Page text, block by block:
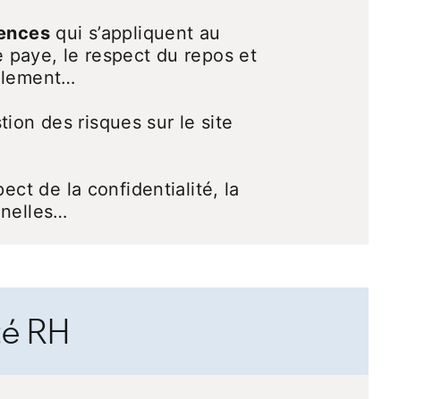
qui s’appliquent au
paye, le respect du repos et
des risques sur le site
de la confidentialité, la
RH